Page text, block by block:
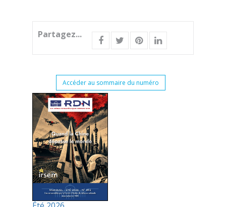
Partagez...
Accéder au sommaire du numéro